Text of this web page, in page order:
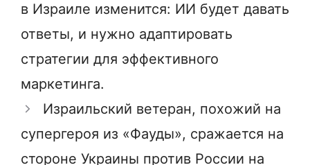
в Израиле изменится: ИИ будет давать
ответы, и нужно адаптировать
стратегии для эффективного
маркетинга.
Израильский ветеран, похожий на
супергероя из «Фауды», сражается на
стороне Украины против России на